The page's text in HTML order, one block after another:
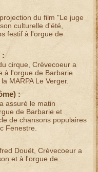
du film "Le juge
culturelle d'été,
festif à l'orgue de
:
cirque, Crèvecoeur a
à l'orgue de Barbarie
MARPA Le Verger.
) :
assuré le matin
de Barbarie et
de chansons populaires
Fenestre.
Douët, Crèvecoeur a
et à l'orgue de